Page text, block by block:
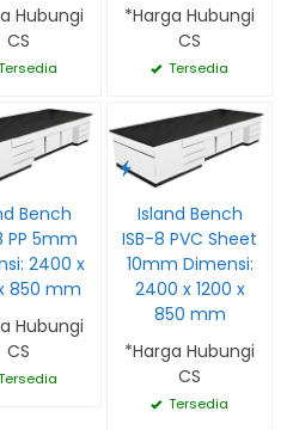
Hubungi
CS
*Harga Hubungi
CS
Tersedia
Bench
PP 5mm
2400 x
850 mm
Hubungi
CS
Island Bench
ISB-8 PVC Sheet
10mm Dimensi:
2400 x 1200 x
850 mm
*Harga Hubungi
CS
Tersedia